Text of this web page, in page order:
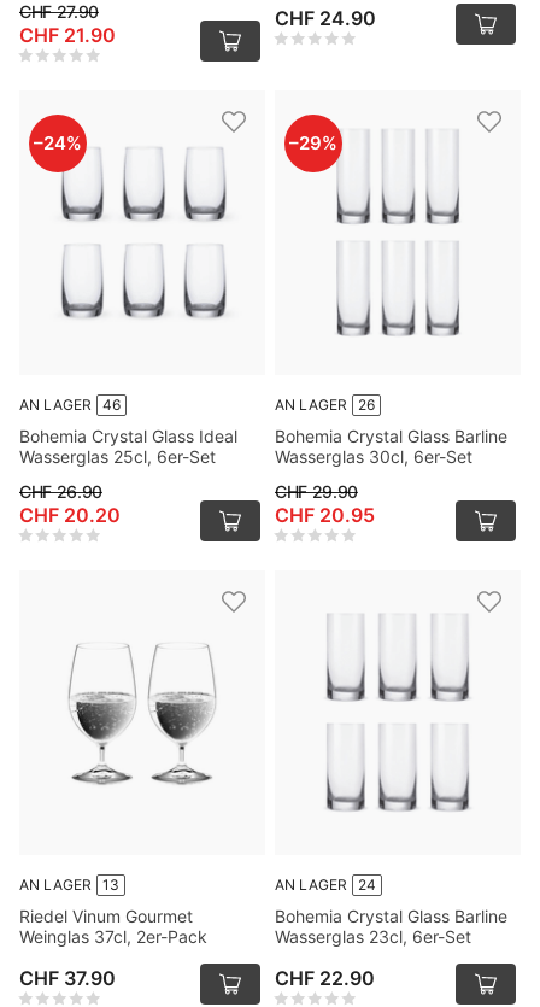
CHF 27.90
CHF 21.90
CHF 24.90
AN LAGER 46
Bohemia Crystal Glass Ideal
Wasserglas 25cl, 6er-Set
–24%
CHF 26.90
CHF 20.20
AN LAGER 26
Bohemia Crystal Glass Barline
Wasserglas 30cl, 6er-Set
–29%
CHF 29.90
CHF 20.95
AN LAGER 13
Riedel Vinum Gourmet
Weinglas 37cl, 2er-Pack
CHF 37.90
AN LAGER 24
Bohemia Crystal Glass Barline
Wasserglas 23cl, 6er-Set
CHF 22.90